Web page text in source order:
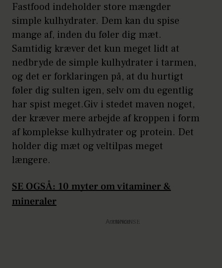
Fastfood indeholder store mængder
simple kulhydrater. Dem kan du spise
mange af, inden du føler dig mæt.
Samtidig kræver det kun meget lidt at
nedbryde de simple kulhydrater i tarmen,
og det er forklaringen på, at du hurtigt
føler dig sulten igen, selv om du egentlig
har spist meget.Giv i stedet maven noget,
der kræver mere arbejde af kroppen i form
af komplekse kulhydrater og protein. Det
holder dig mæt og veltilpas meget
længere.
SE OGSÅ: 10 myter om vitaminer &
mineraler
Annonce